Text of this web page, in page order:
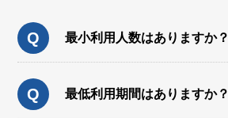
Q 最小利用人数はありますか？
Q 最低利用期間はありますか？